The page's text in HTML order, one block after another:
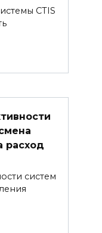
CTIS
расход
систем